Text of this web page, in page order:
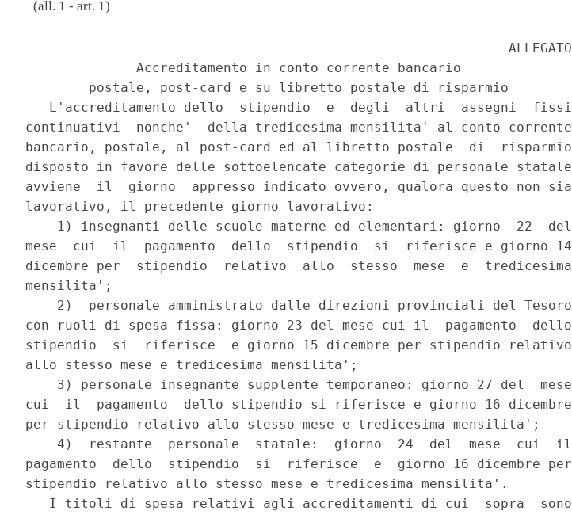
(all. 1 - art. 1)
                                                             ALLEGATO
              Accreditamento in conto corrente bancario
        postale, post-card e su libretto postale di risparmio
   L'accreditamento dello  stipendio  e  degli  altri  assegni  fissi
continuativi  nonche'  della tredicesima mensilita' al conto corrente
bancario, postale, al post-card ed al libretto postale  di  risparmio
disposto in favore delle sottoelencate categorie di personale statale
avviene  il  giorno  appresso indicato ovvero, qualora questo non sia
lavorativo, il precedente giorno lavorativo:
    1) insegnanti delle scuole materne ed elementari: giorno  22  del
mese  cui  il  pagamento  dello  stipendio  si  riferisce e giorno 14
dicembre per  stipendio  relativo  allo  stesso  mese  e  tredicesima
mensilita';
    2)  personale amministrato dalle direzioni provinciali del Tesoro
con ruoli di spesa fissa: giorno 23 del mese cui il  pagamento  dello
stipendio  si  riferisce  e giorno 15 dicembre per stipendio relativo
allo stesso mese e tredicesima mensilita';
    3) personale insegnante supplente temporaneo: giorno 27 del  mese
cui  il  pagamento  dello stipendio si riferisce e giorno 16 dicembre
per stipendio relativo allo stesso mese e tredicesima mensilita';
    4)  restante  personale  statale:  giorno  24  del  mese  cui  il
pagamento  dello  stipendio  si  riferisce  e  giorno 16 dicembre per
stipendio relativo allo stesso mese e tredicesima mensilita'.
   I titoli di spesa relativi agli accreditamenti di cui  sopra  sono